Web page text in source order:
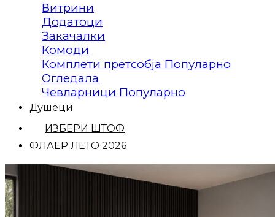
Витрини
Додатоци
Закачалки
Комоди
Комплети претсобја
Огледала
Чевларници
Душеци
ИЗБЕРИ ШТОФ
ФЛАЕР ЛЕТО 2026